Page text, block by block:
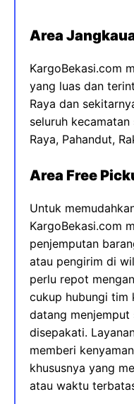
Area
KargoBekasi.com
yang luas dan
Raya dan
seluruh
Raya, Pahandut,
Area Free
Untuk
KargoBekasi.com
penjemputan
atau pengirim di
perlu repot
cukup hubungi tim
datang menjemput
disepakati.
memberi
khususnya yang
atau waktu